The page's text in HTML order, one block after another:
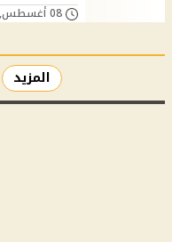
08 أغسطس, 2026 03:00 ص
المزيد